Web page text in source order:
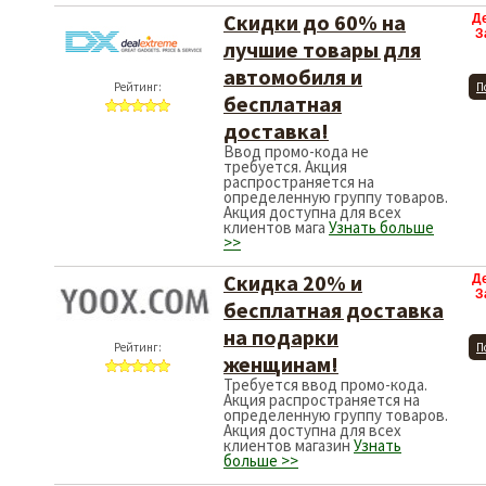
Рейтинг:
Скидки до 60% на
лучшие товары для
автомобиля и
бесплатная
доставка!
Ввод промо-кода не
требуется. Акция
распространяется на
определенную группу товаров.
Акция доступна для всех
клиентов мага Узнать больше
>>
Рейтинг:
Скидка 20% и
бесплатная доставка
на подарки
женщинам!
Требуется ввод промо-кода.
Акция распространяется на
определенную группу товаров.
Акция доступна для всех
клиентов магазин Узнать
больше >>